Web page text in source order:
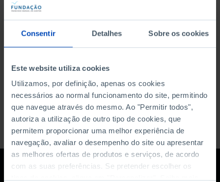
Consentir Detalhes Sobre os cookies
Este website utiliza cookies
Utilizamos, por definição, apenas os cookies
necessários ao normal funcionamento do site, permitindo
que navegue através do mesmo. Ao "Permitir todos",
autoriza a utilização de outro tipo de cookies, que
permitem proporcionar uma melhor experiência de
navegação, avaliar o desempenho do site ou apresentar
as melhores ofertas de produtos e serviços, de acordo
com as suas preferências. Se pretender escolher os
DATA DE INÍCIO
DATA DE FIM